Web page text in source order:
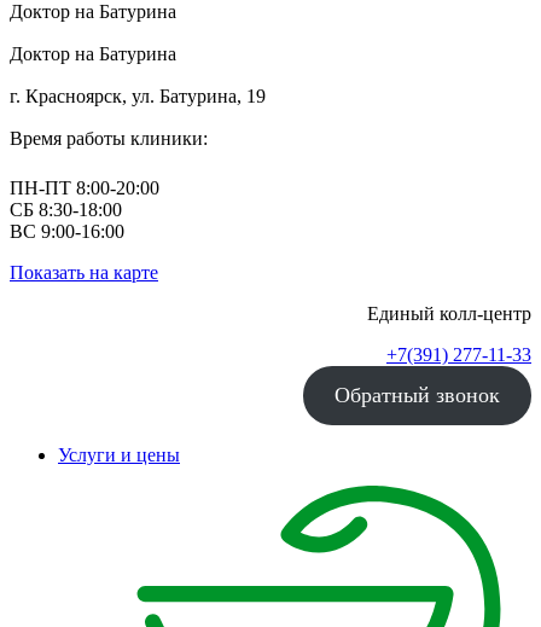
Доктор на Батурина
Доктор на Батурина
г. Красноярск, ул. Батурина, 19
Время работы клиники:
ПН-ПТ 8:00-20:00
СБ 8:30-18:00
ВС 9:00-16:00
Показать на карте
Единый колл-центр
+7(391) 277-11-33
Обратный звонок
Услуги и цены